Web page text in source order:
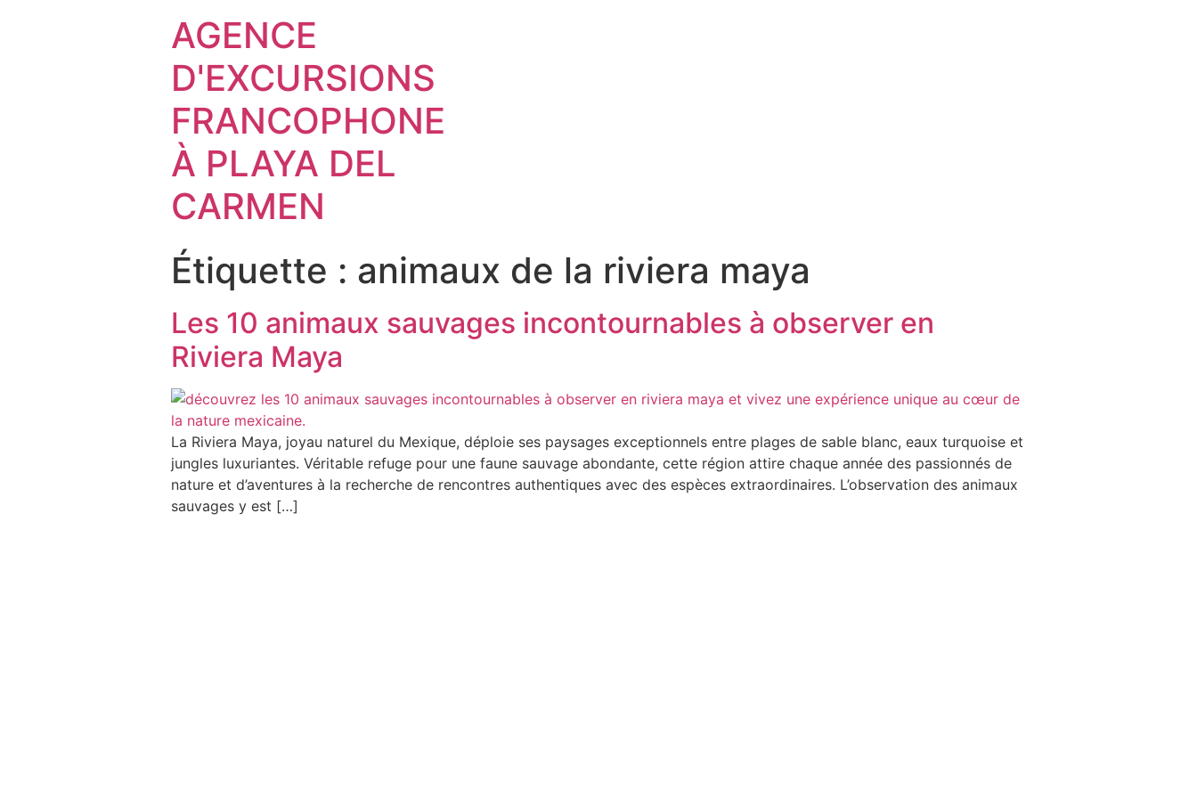
AGENCE
D'EXCURSIONS
FRANCOPHONE
À PLAYA DEL
CARMEN
Étiquette : animaux de la riviera maya
Les 10 animaux sauvages incontournables à observer en
Riviera Maya
La Riviera Maya, joyau naturel du Mexique, déploie ses paysages exceptionnels entre plages de sable blanc, eaux turquoise et
jungles luxuriantes. Véritable refuge pour une faune sauvage abondante, cette région attire chaque année des passionnés de
nature et d’aventures à la recherche de rencontres authentiques avec des espèces extraordinaires. L’observation des animaux
sauvages y est […]